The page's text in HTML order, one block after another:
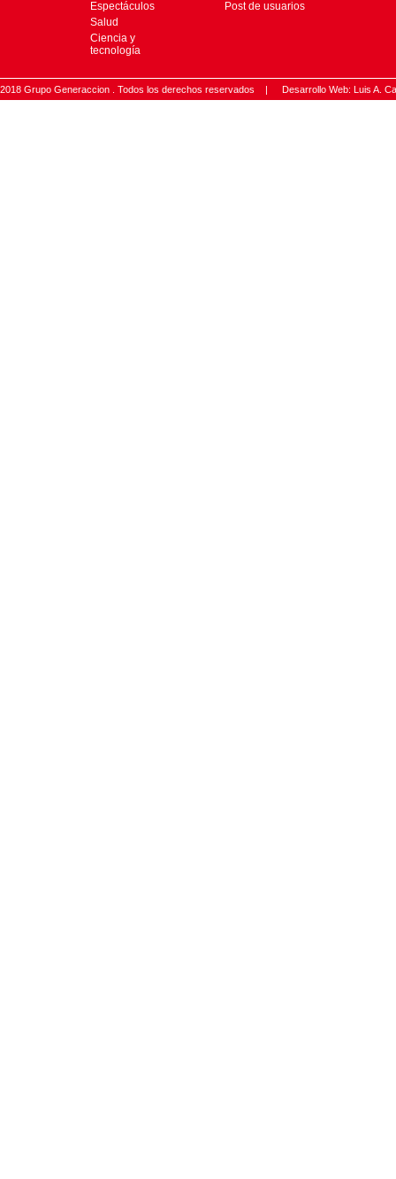
Espectáculos
Salud
Ciencia y
tecnología
Post de usuarios
2018 Grupo Generaccion . Todos los derechos reservados | Desarrollo Web: Luis